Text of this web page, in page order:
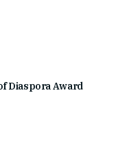
Diaspora Award